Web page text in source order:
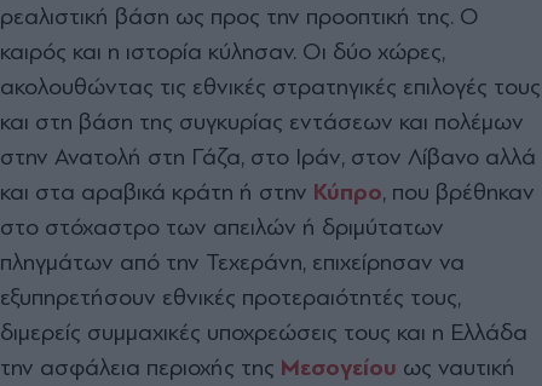
ρεαλιστική βάση ως προς την προοπτική της. Ο
καιρός και η ιστορία κύλησαν. Οι δύο χώρες,
ακολουθώντας τις εθνικές στρατηγικές επιλογές τους
και στη βάση της συγκυρίας εντάσεων και πολέµων
στην Ανατολή στη Γάζα, στο Ιράν, στον Λίβανο αλλά
και στα αραβικά κράτη ή στην Κύπρο, που βρέθηκαν
στο στόχαστρο των απειλών ή δριµύτατων
πληγµάτων από την Τεχεράνη, επιχείρησαν να
εξυπηρετήσουν εθνικές προτεραιότητές τους,
διµερείς συµµαχικές υποχρεώσεις τους και η Ελλάδα
την ασφάλεια περιοχής της Μεσογείου ως ναυτική